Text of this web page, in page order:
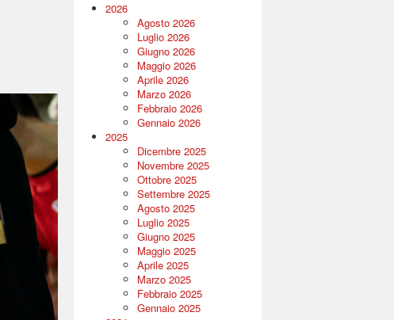
2026
Agosto 2026
Luglio 2026
Giugno 2026
Maggio 2026
Aprile 2026
Marzo 2026
Febbraio 2026
Gennaio 2026
2025
Dicembre 2025
Novembre 2025
Ottobre 2025
Settembre 2025
Agosto 2025
Luglio 2025
Giugno 2025
Maggio 2025
Aprile 2025
Marzo 2025
Febbraio 2025
Gennaio 2025